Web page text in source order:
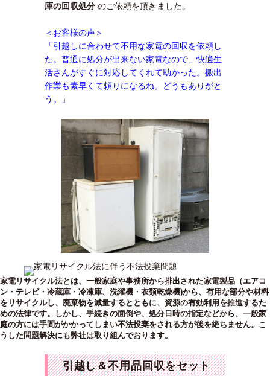
庫の回収処分 のご依頼を頂きました。
＜お客様の声＞
「引越しに合わせて不用な家電の回収を依頼し
た。普通に処分が出来ない家電なので、快適生
活さんがすぐに対応してくれて助かった。搬出
作業も素早くて頼りになるね。どうもありがと
う。」
家電リサイクル法とは、一般家庭や事務所から排出された家電製品（エアコ
ン・テレビ・冷蔵庫・冷凍庫、洗濯機・衣類乾燥機)から、有用な部分や材料
をリサイクルし、廃棄物を減量するとともに、資源の有効利用を推進するた
めの法律です。しかし、手続きの面倒や、処分日時の指定などから、一般家
庭の方には手間がかかってしまい不法投棄をされる方が後を絶ちません。こ
うした問題解決にも弊社は取り組んでおります。
引越し＆不用品回収をセット